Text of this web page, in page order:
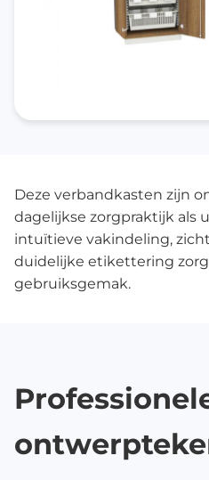
Deze verbandkasten zijn
dagelijkse zorgpraktijk als
intuïtieve vakindeling,
duidelijke etikettering
gebruiksgemak.